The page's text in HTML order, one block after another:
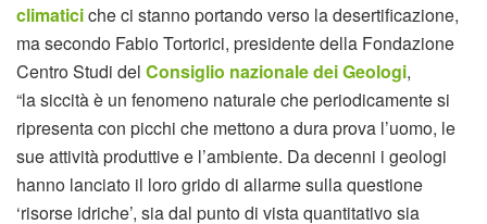
climaticiche ci stanno portando verso la desertificazione,
ma secondo Fabio Tortorici, presidente della Fondazione
Centro Studi del Consiglio nazionale dei Geologi,
“la siccità è un fenomeno naturale che periodicamente si
ripresenta con picchi che mettono a dura prova l’uomo, le
sue attività produttive e l’ambiente. Da decenni i geologi
hanno lanciato il loro grido di allarme sulla questione
‘risorse idriche’, sia dal punto di vista quantitativo sia